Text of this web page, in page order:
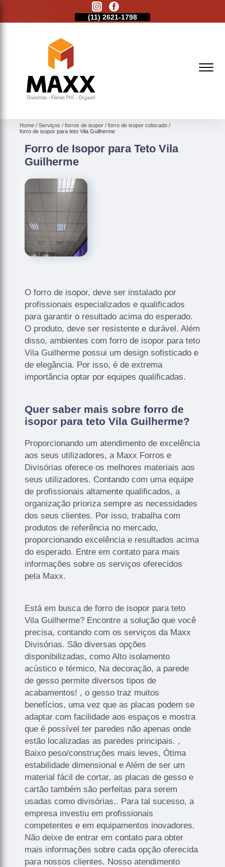
(11) 2621-1798
Home Serviços forros de isopor
forro de isopor colocado
forro de isopor para teto Vila Guilherme
Forro de Isopor para Teto Vila
Guilherme
O forro de isopor, deve ser instalado por
profissionais especializados e qualificados
para garantir o resultado acima do esperado.
O produto, deve ser resistente e durável. Além
disso, ambientes com forro de isopor para teto
Vila Guilherme possui um design sofisticado e
de elegância. Por isso, é de extrema
importância optar por equipes qualificadas.
Quer saber mais sobre forro de
isopor para teto Vila Guilherme?
Proporcionando um atendimento de excelência
aos seus utilizadores, a Maxx Forros e
Divisórias oferece os melhores materiais aos
seus utilizadores. Contando com uma equipe
de profissionais altamente qualificados, a
organização prioriza sempre as necessidades
dos seus clientes. Por isso, trabalha com
produtos de referência no mercado,
proporcionando excelência e resultados acima
do esperado. Entre em contato para mais
informações sobre os serviços oferecidos
pela Maxx.
Está em busca de forro de isopor para teto
Vila Guilherme? Encontre a solução que você
precisa, contando com os serviços da Maxx
Divisórias. São diversas opções
disponibilizadas, como Alto isolamento
acústico e térmico, Na decoração, a parede
de gesso permite diversos tipos de
acabamentos! , o gesso traz muitos
benefícios, uma vez que as placas podem se
adaptar com facilidade aos espaços e mostra
que é possível ter paredes não apenas onde
estão localizadas as paredes principais. ,
Baixo peso/construções mais leves, Ótima
estabilidade dimensional e Além de ser um
material fácil de cortar, as placas de gesso e
cartão também são perfeitas para serem
usadas como divisórias.. Para tal sucesso, a
empresa investiu em profissionais
competentes e em equipamentos inovadores.
Não deixe de entrar em contato para obter
mais informações sobre cada opção oferecida
para nossos clientes. Nosso atendimento